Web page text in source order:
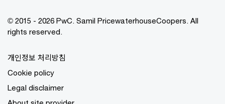
© 2015 - 2026 PwC. Samil PricewaterhouseCoopers. All
rights reserved.
개인정보 처리방침
Cookie policy
Legal disclaimer